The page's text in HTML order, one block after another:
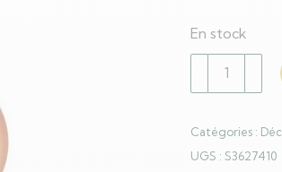
En stock
quantité
de
boules
Catégories :
UGS : S3627410